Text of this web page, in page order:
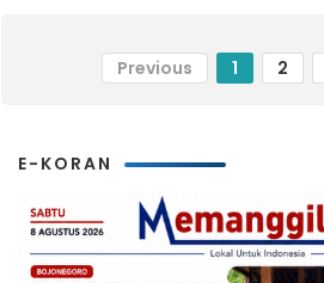
Previous 1 2
E-KORAN